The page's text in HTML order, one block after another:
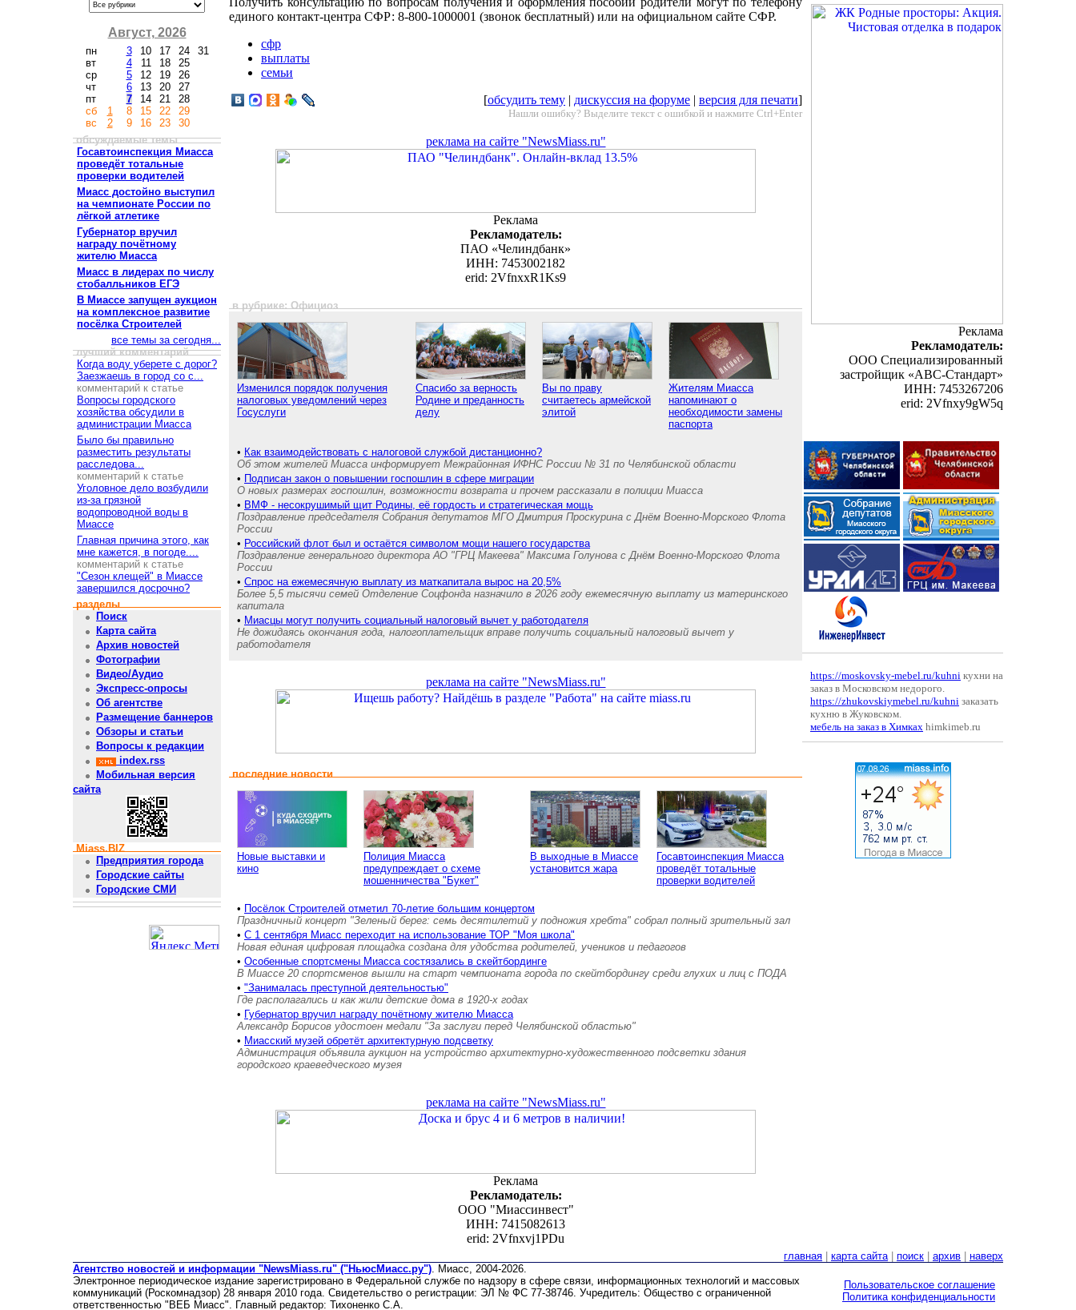
Август, 2026
пн
вт
ср
чт
пт
сб
вс
1
2
3
4
5
6
7
8
9
10
11
12
13
14
15
16
17
18
19
20
21
22
23
24
25
26
27
28
29
30
31
обсуждаемые темы
Госавтоинспекция Миасса
проведёт тотальные
проверки водителей
Миасс достойно выступил
на чемпионате России по
лёгкой атлетике
Губернатор вручил
награду почётному
жителю Миасса
Миасс в лидерах по числу
стобалльников ЕГЭ
В Миассе запущен аукцион
на комплексное развитие
посёлка Строителей
все темы за сегодня...
лучший комментарий
Когда воду уберете с дорог?
Заезжаешь в город со с...
комментарий к статье
Вопросы городского
хозяйства обсудили в
администрации Миасса
Было бы правильно
разместить результаты
расследова...
комментарий к статье
Уголовное дело возбудили
из-за грязной
водопроводной воды в
Миассе
Главная причина этого, как
мне кажется, в погоде....
комментарий к статье
"Сезон клещей" в Миассе
завершился досрочно?
разделы
Поиск
Карта сайта
Архив новостей
Фотографии
Видео/Аудио
Экспресс-опросы
Об агентстве
Размещение баннеров
Обзоры и статьи
Вопросы к редакции
index.rss
Мобильная версия
сайта
Miass.BIZ
Предприятия города
Городские сайты
Городские СМИ
единого контакт-центра СФР: 8-800-1000001 (звонок бесплатный) или на официальном сайте СФР.
сфр
выплаты
семьи
[обсудить тему | дискуссия на форуме | версия для печати]
Нашли ошибку? Выделите текст с ошибкой и нажмите Ctrl+Enter
реклама на сайте "NewsMiass.ru"
Реклама
Рекламодатель:
ПАО «Челиндбанк»
ИНН: 7453002182
erid: 2VfnxxR1Ks9
в рубрике: Официоз
Изменился порядок получения
налоговых уведомлений через
Госуслуги
Спасибо за верность
Родине и преданность
делу
Вы по праву
считаетесь армейской
элитой
Жителям Миасса
напоминают о
необходимости замены
паспорта
• Как взаимодействовать с налоговой службой дистанционно?
Об этом жителей Миасса информирует Межрайонная ИФНС России № 31 по Челябинской области
• Подписан закон о повышении госпошлин в сфере миграции
О новых размерах госпошлин, возможности возврата и прочем рассказали в полиции Миасса
• ВМФ - несокрушимый щит Родины, её гордость и стратегическая мощь
Поздравление председателя Собрания депутатов МГО Дмитрия Проскурина с Днём Военно-Морского Флота
России
• Российский флот был и остаётся символом мощи нашего государства
Поздравление генерального директора АО "ГРЦ Макеева" Максима Голунова с Днём Военно-Морского Флота
России
• Спрос на ежемесячную выплату из маткапитала вырос на 20,5%
Более 5,5 тысячи семей Отделение Соцфонда назначило в 2026 году ежемесячную выплату из материнского
капитала
• Миасцы могут получить социальный налоговый вычет у работодателя
Не дожидаясь окончания года, налогоплательщик вправе получить социальный налоговый вычет у
работодателя
реклама на сайте "NewsMiass.ru"
последние новости
Новые выставки и
кино
Полиция Миасса
предупреждает о схеме
мошенничества "Букет"
В выходные в Миассе
установится жара
Госавтоинспекция Миасса
проведёт тотальные
проверки водителей
• Посёлок Строителей отметил 70-летие большим концертом
Праздничный концерт "Зеленый берег: семь десятилетий у подножия хребта" собрал полный зрительный зал
• С 1 сентября Миасс переходит на использование ТОР "Моя школа"
Новая единая цифровая площадка создана для удобства родителей, учеников и педагогов
• Особенные спортсмены Миасса состязались в скейтбординге
В Миассе 20 спортсменов вышли на старт чемпионата города по скейтбордингу среди глухих и лиц с ПОДА
• "Занималась преступной деятельностью"
Где располагались и как жили детские дома в 1920-х годах
• Губернатор вручил награду почётному жителю Миасса
Александр Борисов удостоен медали "За заслуги перед Челябинской областью"
• Миасский музей обретёт архитектурную подсветку
Администрация объявила аукцион на устройство архитектурно-художественного подсветки здания
городского краеведческого музея
реклама на сайте "NewsMiass.ru"
Реклама
Рекламодатель:
ООО "Миассинвест"
ИНН: 7415082613
erid: 2Vfnxvj1PDu
Реклама
Рекламодатель:
ООО Специализированный
застройщик «АВС-Стандарт»
ИНН: 7453267206
erid: 2Vfnxy9gW5q
https://moskovsky-mebel.ru/kuhni кухни на
заказ в Московском недорого.
https://zhukovskiymebel.ru/kuhni заказать
кухню в Жуковском.
мебель на заказ в Химках himkimeb.ru
главная карта сайта| поиск архив
наверх
Агентство новостей и информации "NewsMiass.ru" ("НьюсМиасс.ру"). Миасс, 2004-2026.
Электронное периодическое издание зарегистрировано в Федеральной службе по надзору в сфере связи, информационных технологий и массовых
коммуникаций (Роскомнадзор) 28 января 2010 года. Свидетельство о регистрации: ЭЛ № ФС 77-38746. Учредитель: Общество с ограниченной
ответственностью "ВЕБ Миасс". Главный редактор: Тихоненко С.А.
Пользовательское соглашение
Политика конфиденциальности